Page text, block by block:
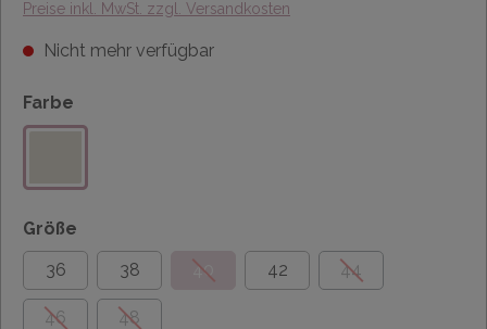
Preise inkl. MwSt. zzgl. Versandkosten
Nicht mehr verfügbar
Farbe
Größe
36
38 40 42 44
46 48